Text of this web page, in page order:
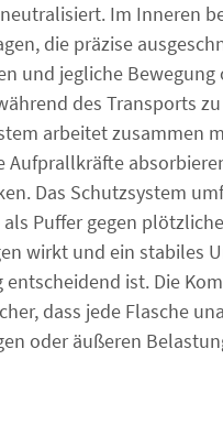
Im Inneren
die präzise
und jegliche
des Transports
arbeitet zusammen
Aufprallkräfte
Das Schutzsystem
Puffer gegen plötzliche
wirkt und ein stabiles
entscheidend ist. Die
dass jede Flasche
oder äußeren